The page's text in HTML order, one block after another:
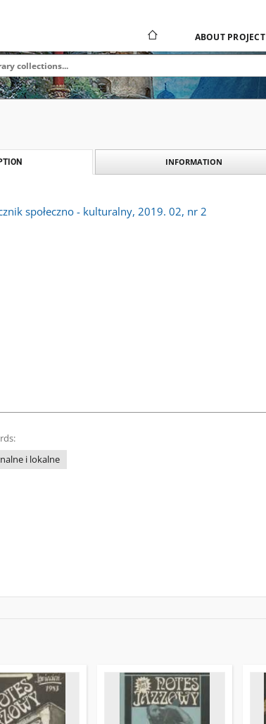
ABOUT PROJECT
INFORMATION
społeczno - kulturalny, 2019. 02, nr 2
i lokalne